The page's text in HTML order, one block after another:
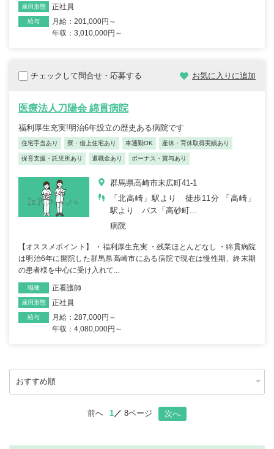
雇用形態 正社員
給与
月給：201,000円～
年収：3,010,000円～
チェックして問合せ・応募する お気に入りに追加
医療法人刀陽会 綿貫病院
福利厚生充実!明治6年設立の歴史ある病院です
住宅手当あり 寮・借上住宅あり 車通勤OK 産休・育休取得実績あり
保育支援・託児所あり 退職金あり ボーナス・賞与あり
群馬県高崎市末広町41-1
「北高崎」駅より 徒歩11分 「高崎」
駅より バス「高砂町...
病院
【オススメポイント】 ・福利厚生充実 ・残業ほとんどなし ・綿貫病院
は明治6年に開院した群馬県高崎市にある病院で現在は慢性期、終末期
の患者様を中心に受け入れて...
職種 正看護師
雇用形態 正社員
給与
月給：287,000円～
年収：4,080,000円～
前へ 1 8ページ 次へ